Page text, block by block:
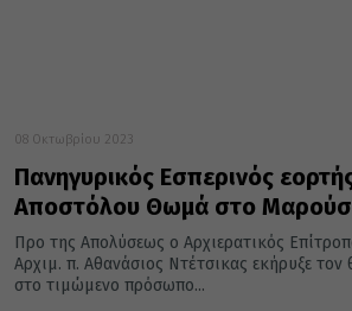
08 Οκτωβρίου 2023
Πανηγυρικός Εσπερινός
Αποστόλου Θωμά στο
Προ της Απολύσεως ο Αρχιερατικός
Αρχιμ. π. Αθανάσιος Ντέτσικας εκήρυξε τον
στο τιμώμενο πρόσωπο...